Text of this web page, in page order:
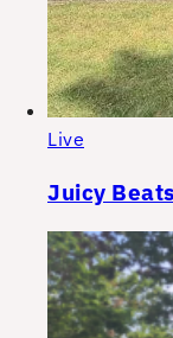
Live
Juicy